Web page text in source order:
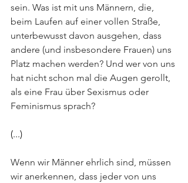
sein. Was ist mit uns Männern, die,
beim Laufen auf einer vollen Straße,
unterbewusst davon ausgehen, dass
andere (und insbesondere Frauen) uns
Platz machen werden? Und wer von uns
hat nicht schon mal die Augen gerollt,
als eine Frau über Sexismus oder
Feminismus sprach?
(...)
Wenn wir Männer ehrlich sind, müssen
wir anerkennen, dass jeder von uns